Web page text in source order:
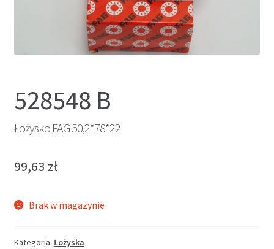
528548 B
Łożysko FAG 50,2*78*22
99,63 zł
Brak w magazynie
Kategoria: Łożyska